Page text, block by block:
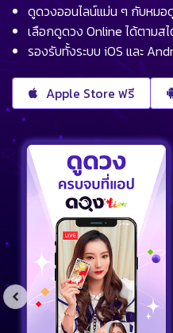
ดูดวงออนไลน์แม่น ๆ กับหมอ
เลือกดูดวง Online ได้ตาม
รองรับทั้งระบบ iOS และ
Apple Store ฟรี